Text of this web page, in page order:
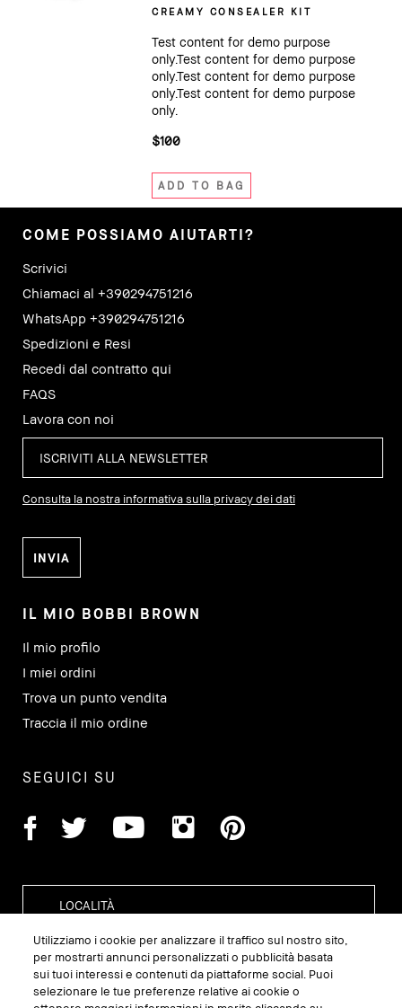
CREAMY CONSEALER KIT
Test content for demo purpose
only.Test content for demo purpose
only.Test content for demo purpose
only.Test content for demo purpose
only.
$100
ADD TO BAG
COME POSSIAMO AIUTARTI?
Scrivici
Chiamaci al +390294751216
WhatsApp +390294751216
Spedizioni e Resi
Recedi dal contratto qui
FAQS
Lavora con noi
Consulta la nostra informativa sulla privacy dei dati
IL MIO BOBBI BROWN
Il mio profilo
I miei ordini
Trova un punto vendita
Traccia il mio ordine
SEGUICI SU
GESTISCI I COOKIE DEL SITO
Utilizziamo i cookie per analizzare il traffico sul nostro sito,
per mostrarti annunci personalizzati o pubblicità basata
sui tuoi interessi e contenuti da piattaforme social. Puoi
selezionare le tue preferenze relative ai cookie o